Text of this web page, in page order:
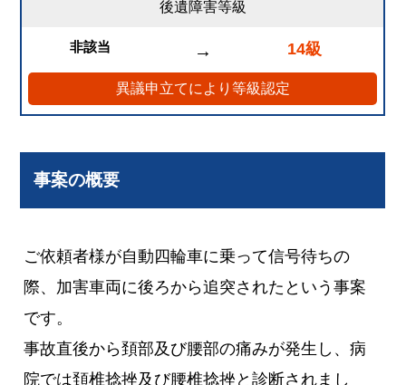
後遺障害等級
非該当 → 14級
異議申立てにより等級認定
事案の概要
ご依頼者様が自動四輪車に乗って信号待ちの
際、加害車両に後ろから追突されたという事案
です。
事故直後から頚部及び腰部の痛みが発生し、病
院では頚椎捻挫及び腰椎捻挫と診断されまし